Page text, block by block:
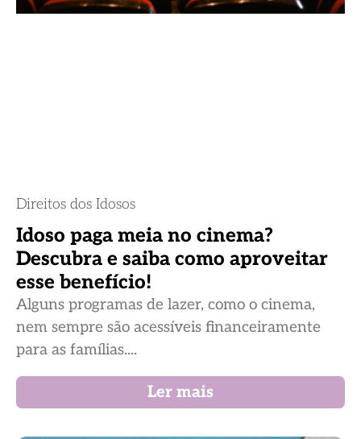
Direitos dos Idosos
Idoso paga meia no cinema?
Descubra e saiba como aproveitar
esse benefício!
Alguns programas de lazer, como o cinema,
nem sempre são acessíveis financeiramente
para as famílias....
Ler mais